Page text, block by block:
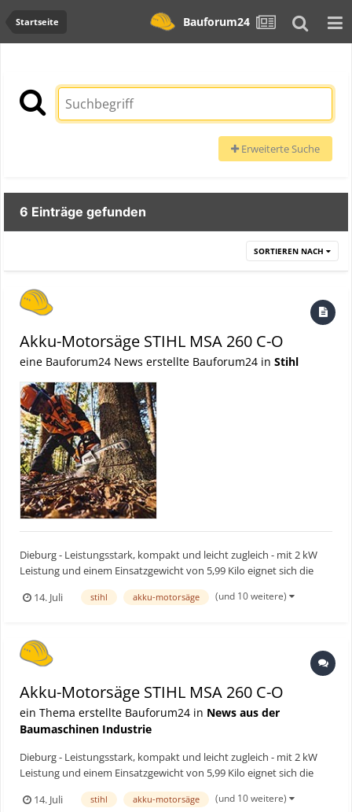
Startseite Bauforum24
Erweiterte Suche
6 Einträge gefunden
SORTIEREN NACH
Akku-Motorsäge STIHL MSA 260 C-O
eine Bauforum24 News erstellte Bauforum24 in Stihl
Dieburg - Leistungsstark, kompakt und leicht zugleich - mit 2 kW
Leistung und einem Einsatzgewicht von 5,99 Kilo eignet sich die
neue STIHL MSA 260 C-O optimal für die professionellen
Durchforstung und Pflege von Schwachholz, wie beispielsweise das
14. Juli stihl akku-motorsäge (und 10 weitere)
Akku-Motorsäge STIHL MSA 260 C-O
ein Thema erstellte Bauforum24 in News aus der
Baumaschinen Industrie
Dieburg - Leistungsstark, kompakt und leicht zugleich - mit 2 kW
Leistung und einem Einsatzgewicht von 5,99 Kilo eignet sich die
Durchforstung und Pflege von Schwachholz, wie beispielsweise das
14. Juli stihl akku-motorsäge (und 10 weitere)